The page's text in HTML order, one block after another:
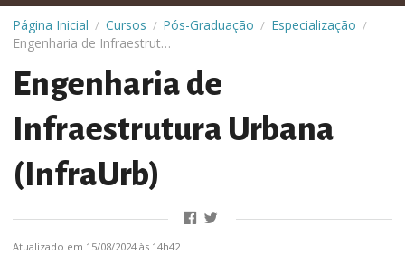
Página Inicial / Cursos / Pós-Graduação / Especialização /
Engenharia de Infraestrutura Urbana (InfraUrb)
Engenharia de
Infraestrutura Urbana
(InfraUrb)
Atualizado em 15/08/2024 às 14h42